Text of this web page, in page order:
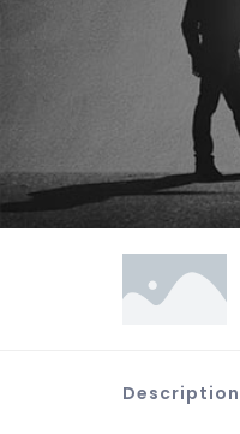
Description